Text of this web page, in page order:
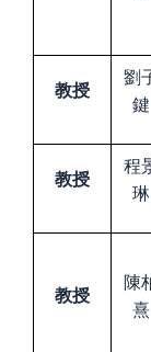
教授
劉
鍵
教授
程
琳
教授
陳
熹